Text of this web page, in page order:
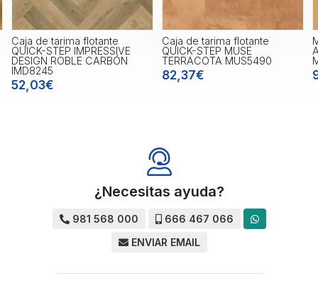
Caja de tarima flotante
QUICK-STEP IMPRESSIVE
DESIGN ROBLE CARBÓN
IMD8245
52,03€
Caja de tarima flotante
QUICK-STEP MUSE
TERRACOTA MUS5490
82,37€
¿Necesitas ayuda?
981 568 000
666 467 066
ENVIAR EMAIL